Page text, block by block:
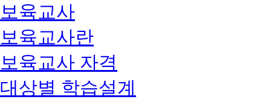
보육교사
보육교사란
보육교사 자격
대상별 학습설계